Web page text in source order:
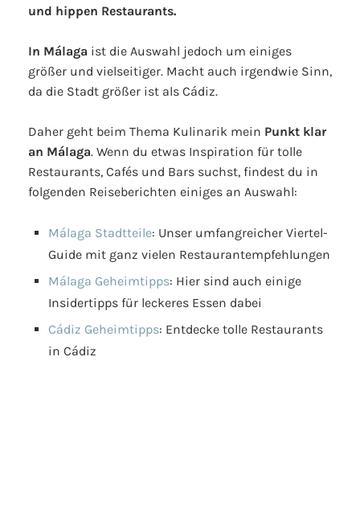
und hippen Restaurants.
In Málaga ist die Auswahl jedoch um einiges
größer und vielseitiger. Macht auch irgendwie Sinn,
da die Stadt größer ist als Cádiz.
Daher geht beim Thema Kulinarik mein Punkt klar
an Málaga. Wenn du etwas Inspiration für tolle
Restaurants, Cafés und Bars suchst, findest du in
folgenden Reiseberichten einiges an Auswahl:
Málaga Stadtteile: Unser umfangreicher Viertel-
Guide mit ganz vielen Restaurantempfehlungen
Málaga Geheimtipps: Hier sind auch einige
Insidertipps für leckeres Essen dabei
Cádiz Geheimtipps: Entdecke tolle Restaurants
in Cádiz